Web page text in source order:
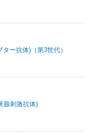
ー抗体)（第3世代）
腺刺激抗体)